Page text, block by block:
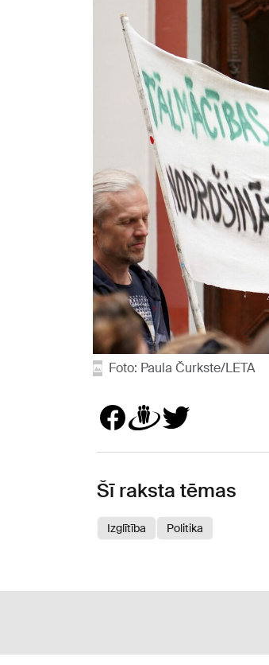
Foto: Paula Čurkste/LETA
Šī raksta tēmas
Izglītība Politika